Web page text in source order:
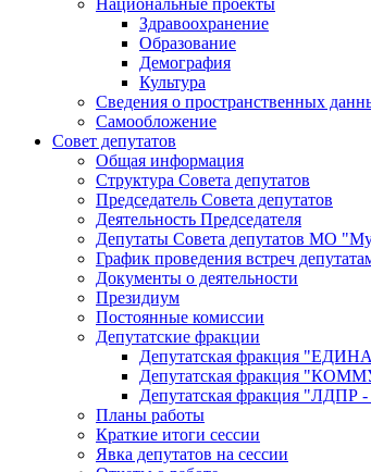
Здравоохранение
Образование
Демография
Культура
Сведения о пространственных
Самообложение
Совет депутатов
Общая информация
Структура Совета депутатов
Председатель Совета депутатов
Деятельность Председателя
Депутаты Совета депутатов МО
График проведения встреч
Документы о деятельности
Президиум
Постоянные комиссии
Депутатские фракции
Депутатская фракция
Депутатская фракция
Депутатская фракция "ЛДПР -
Планы работы
Краткие итоги сессии
Явка депутатов на сессии